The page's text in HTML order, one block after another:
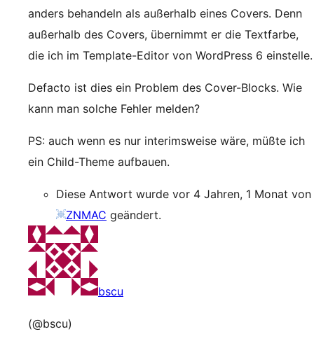
anders behandeln als außerhalb eines Covers. Denn
außerhalb des Covers, übernimmt er die Textfarbe,
die ich im Template-Editor von WordPress 6 einstelle.
Defacto ist dies ein Problem des Cover-Blocks. Wie
kann man solche Fehler melden?
PS: auch wenn es nur interimsweise wäre, müßte ich
ein Child-Theme aufbauen.
Diese Antwort wurde vor 4 Jahren, 1 Monat von
ZNMAC geändert.
bscu
(@bscu)